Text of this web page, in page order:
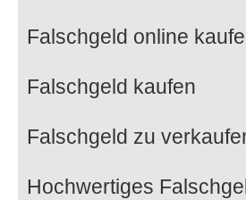
Falschgeld online
Falschgeld kaufen
Falschgeld zu
Hochwertiges